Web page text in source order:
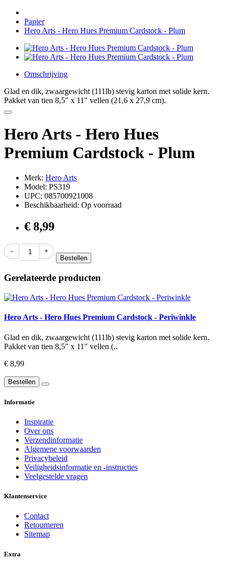
Papier
Hero Arts - Hero Hues Premium Cardstock - Plum
Omschrijving
Glad en dik, zwaargewicht (111lb) stevig karton met solide kern.
Pakket van tien 8,5" x 11" vellen (21,6 x 27,9 cm).
Hero Arts - Hero Hues
Premium Cardstock - Plum
Merk: Hero Arts
Model: PS319
UPC: 085700921008
Beschikbaarheid: Op voorraad
€ 8,99
Bestellen
Gerelateerde producten
Hero Arts - Hero Hues Premium Cardstock - Periwinkle
Glad en dik, zwaargewicht (111lb) stevig karton met solide kern.
Pakket van tien 8,5" x 11" vellen (..
€ 8,99
Bestellen
Informatie
Inspiratie
Over ons
Verzendinformatie
Algemene voorwaarden
Privacybeleid
Veiligheidsinformatie en -instructies
Veelgestelde vragen
Klantenservice
Contact
Retourneren
Sitemap
Extra